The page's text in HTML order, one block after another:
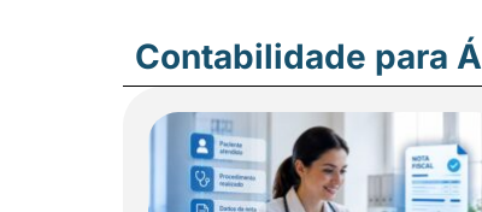
Contabilidade para